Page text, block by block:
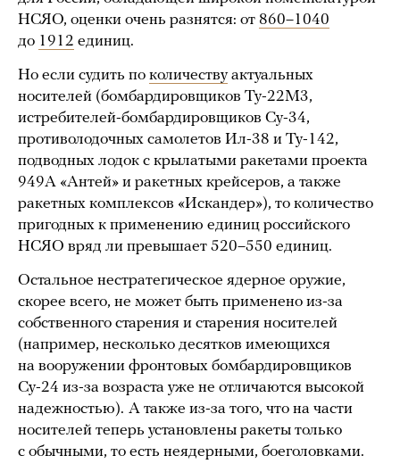
НСЯО, оценки очень разнятся: от 860–1040
до 1912 единиц.
Но если судить по количествуактуальных
носителей (бомбардировщиков Ту-22М3,
истребителей-бомбардировщиков Су-34,
противолодочных самолетов Ил-38 и Ту-142,
подводных лодок с крылатыми ракетами проекта
949А «Антей» и ракетных крейсеров, а также
ракетных комплексов «Искандер»), то количество
пригодных к применению единиц российского
НСЯО вряд ли превышает 520–550 единиц.
Остальное нестратегическое ядерное оружие,
скорее всего, не может быть применено из-за
собственного старения и старения носителей
(например, несколько десятков имеющихся
на вооружении фронтовых бомбардировщиков
Су-24 из-за возраста уже не отличаются высокой
надежностью). А также из-за того, что на части
носителей теперь установлены ракеты только
с обычными, то есть неядерными, боеголовками.